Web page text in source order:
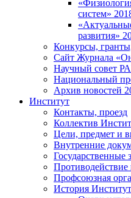
систем»
развития»
Конкурсы,
Сайт Журнала
Научный совет
Национальный
Архив новостей
Институт
Контакты, проезд
Коллектив
Цели, предмет и
Внутренние
Государственные
Противодействие
Профсоюзная
История